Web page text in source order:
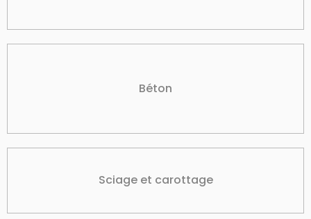
Béton
Sciage et carottage